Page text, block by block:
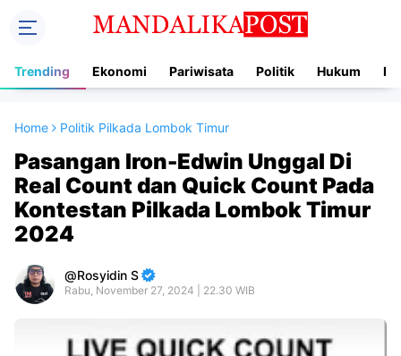
Trending Ekonomi Pariwisata Politik Hukum
Home Politik Pilkada Lombok Timur
Pasangan Iron-Edwin Unggal Di
Real Count dan Quick Count Pada
Kontestan Pilkada Lombok Timur
2024
Rosyidin S
Rabu, November 27, 2024 | 22.30 WIB